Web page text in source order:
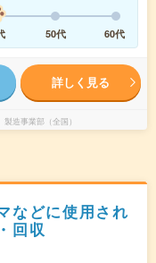
50代 60代
詳しく見る
造事業部（全国）
などに使用され
回収